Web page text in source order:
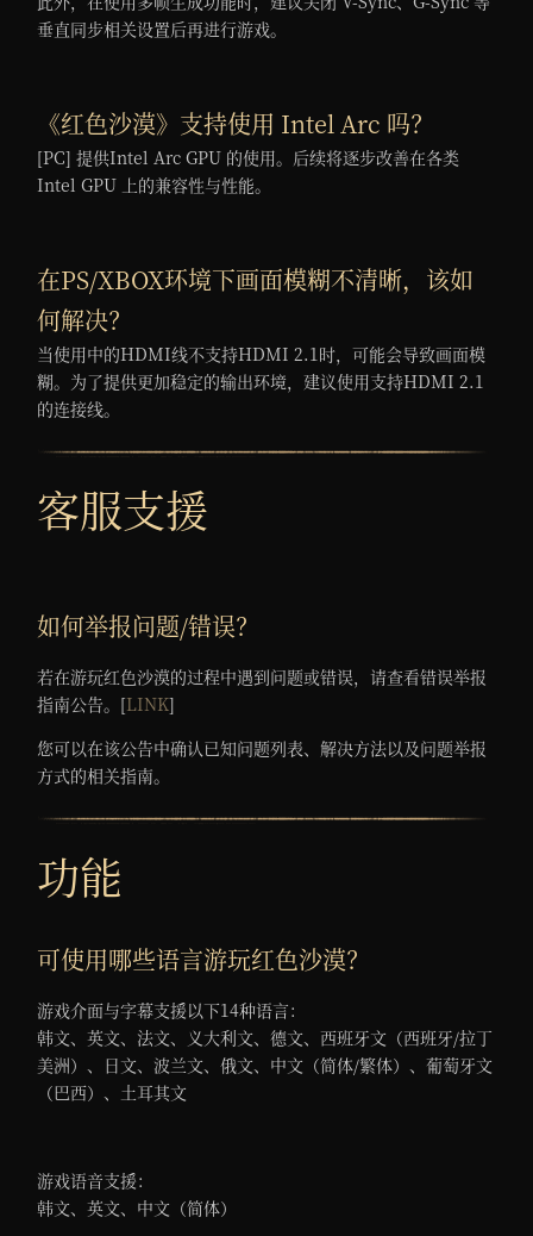
垂直同步相关设置后再进行游戏。
《红色沙漠》支持使用 Intel Arc 吗？
[PC] 提供Intel Arc GPU 的使用。后续将逐步改善在各类
Intel GPU 上的兼容性与性能。
在PS/XBOX环境下画面模糊不清晰，该如
何解决？
当使用中的HDMI线不支持HDMI 2.1时，可能会导致画面模
糊。为了提供更加稳定的输出环境，建议使用支持HDMI 2.1
的连接线。
客服支援
如何举报问题/错误？
若在游玩红色沙漠的过程中遇到问题或错误，请查看错误举报
指南公告。[LINK]
您可以在该公告中确认已知问题列表、解决方法以及问题举报
方式的相关指南。
功能
可使用哪些语言游玩红色沙漠？
游戏介面与字幕支援以下14种语言：
韩文、英文、法文、义大利文、德文、西班牙文（西班牙/拉丁
美洲）、日文、波兰文、俄文、中文（简体/繁体）、葡萄牙文
（巴西）、土耳其文
游戏语音支援：
韩文、英文、中文（简体）